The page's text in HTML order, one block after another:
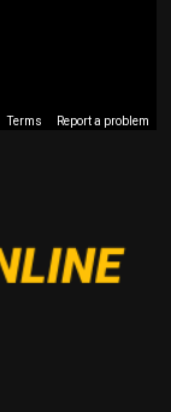
Terms Report a problem